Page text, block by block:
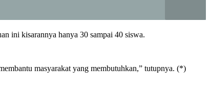
ini kisarannya hanya 30 sampai 40 siswa.
masyarakat yang membutuhkan,” tutupnya. (*)